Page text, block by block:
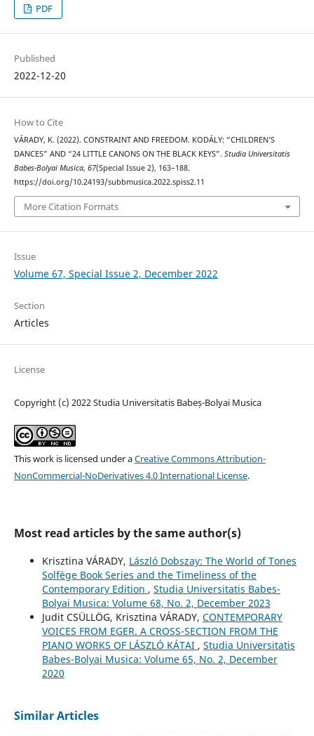
PDF
Published
2022-12-20
How to Cite
VÁRADY, K. (2022). CONSTRAINT AND FREEDOM. KODÁLY: “CHILDREN’S
DANCES” AND “24 LITTLE CANONS ON THE BLACK KEYS”. Studia Universitatis
Babes-Bolyai Musica, 67(Special Issue 2), 163–188.
https://doi.org/10.24193/subbmusica.2022.spiss2.11
More Citation Formats
Issue
Volume 67, Special Issue 2, December 2022
Section
Articles
License
Copyright (c) 2022 Studia Universitatis Babeș-Bolyai Musica
This work is licensed under aCreative Commons Attribution-
NonCommercial-NoDerivatives 4.0 International License.
Most read articles by the same author(s)
Krisztina VÁRADY, László Dobszay: The World of Tones
Solfège Book Series and the Timeliness of the
Contemporary Edition , Studia Universitatis Babes-
Bolyai Musica: Volume 68, No. 2, December 2023
Judit CSÜLLÖG, Krisztina VÁRADY, CONTEMPORARY
VOICES FROM EGER. A CROSS-SECTION FROM THE
PIANO WORKS OF LÁSZLÓ KÁTAI , Studia Universitatis
Babes-Bolyai Musica: Volume 65, No. 2, December
2020
Similar Articles